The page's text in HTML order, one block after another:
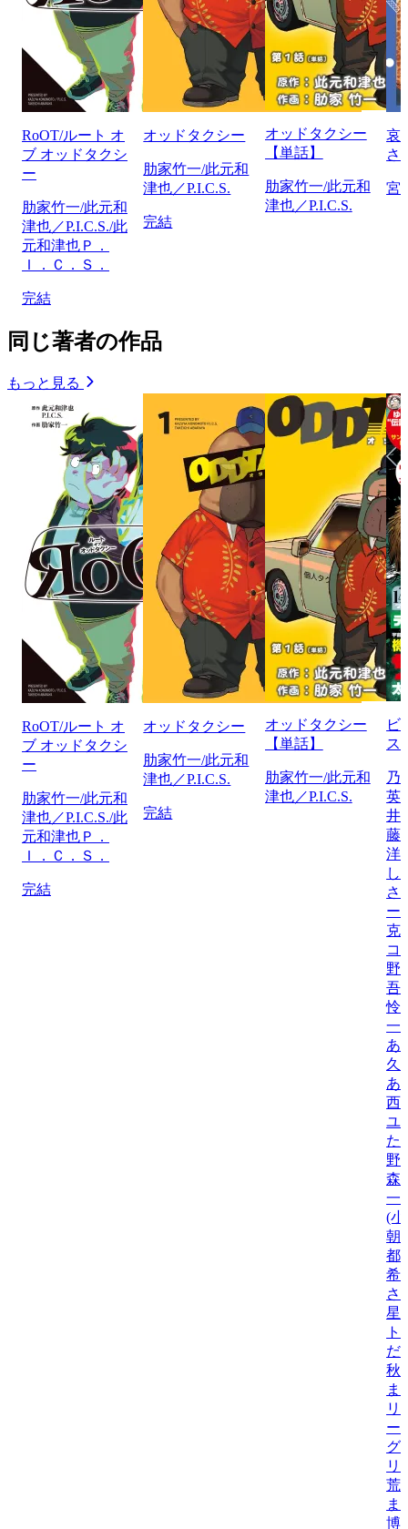
RoOT/ルート オ
ブ オッドタクシ
ー
肋家竹一/此元和
津也／P.I.C.S./此
元和津也Ｐ．
Ｉ．Ｃ．Ｓ．
完結
オッドタクシー
肋家竹一/此元和
津也／P.I.C.S.
完結
オッドタクシー
【単話】
肋家竹一/此元和
津也／P.I.C.S.
哀
さ
宮
同じ著者の作品
もっと見る
RoOT/ルート オ
ブ オッドタクシ
ー
肋家竹一/此元和
津也／P.I.C.S./此
元和津也Ｐ．
Ｉ．Ｃ．Ｓ．
完結
オッドタクシー
肋家竹一/此元和
津也／P.I.C.S.
完結
オッドタクシー
【単話】
肋家竹一/此元和
津也／P.I.C.S.
ビ
ス
乃
英
井
藤
洋/
し
さ
ー
克
コ
野
吾/
怜/
一
あ
久
あ
西
ユ
た
野
森
一/
(
朝
都
希/
さ
星
ト
だ
秋
ま
リ
ー
グ
リ
荒
ま
博/